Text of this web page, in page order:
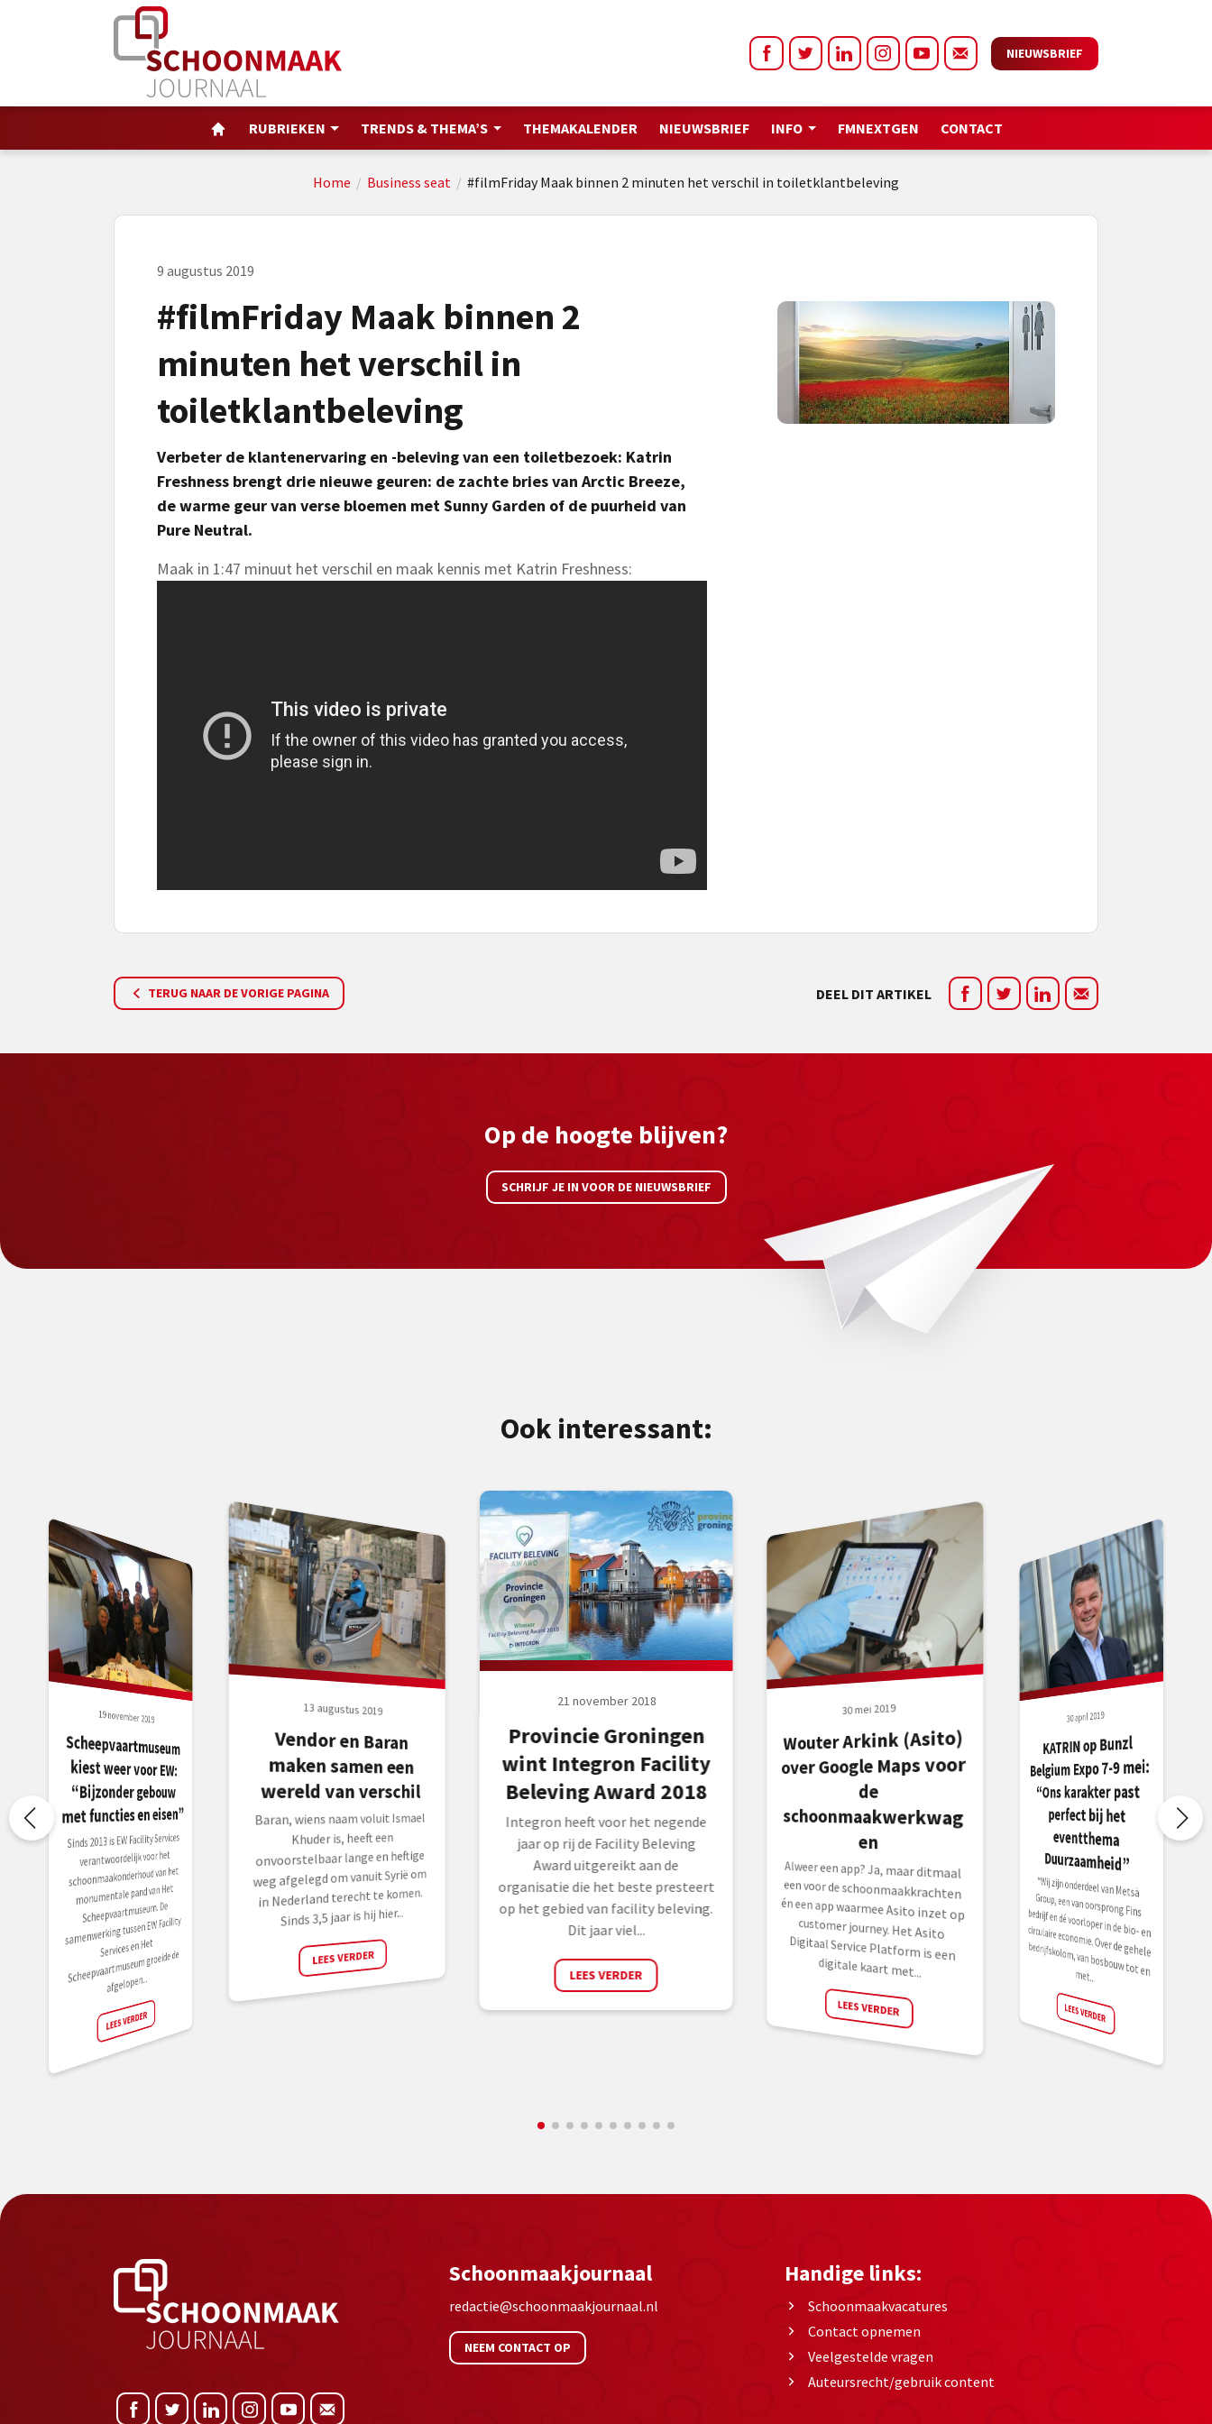
NIEUWSBRIEF
RUBRIEKEN TRENDS & THEMA’S THEMAKALENDER NIEUWSBRIEF INFO FMNEXTGEN CONTACT
Home / Business seat / #filmFriday Maak binnen 2 minuten het verschil in toiletklantbeleving
9 augustus 2019
#filmFriday Maak binnen 2
minuten het verschil in
toiletklantbeleving
Verbeter de klantenervaring en -beleving van een toiletbezoek: Katrin
Freshness brengt drie nieuwe geuren: de zachte bries van Arctic Breeze,
de warme geur van verse bloemen met Sunny Garden of de puurheid van
Pure Neutral.
Maak in 1:47 minuut het verschil en maak kennis met Katrin Freshness:
TERUG NAAR DE VORIGE PAGINA DEEL DIT ARTIKEL
Op de hoogte blijven?
SCHRIJF JE IN VOOR DE NIEUWSBRIEF
Ook interessant:
19 november 2019
Scheepvaartmuseum
kiest weer voor EW:
“Bijzonder gebouw
met functies en eisen”
Sinds 2013 is EW Facility Services
verantwoordelijk voor het
schoonmaakonderhoud van het
monumentale pand van Het
Scheepvaartmuseum. De
samenwerking tussen EW Facility
Services en Het
Scheepvaartmuseum groeide de
afgelopen...
LEES VERDER
13 augustus 2019
Vendor en Baran
maken samen een
wereld van verschil
Baran, wiens naam voluit Ismael
Khuder is, heeft een
onvoorstelbaar lange en heftige
weg afgelegd om vanuit Syrië om
in Nederland terecht te komen.
Sinds 3,5 jaar is hij hier...
LEES VERDER
21 november 2018
Provincie Groningen
wint Integron Facility
Beleving Award 2018
Integron heeft voor het negende
jaar op rij de Facility Beleving
Award uitgereikt aan de
organisatie die het beste presteert
op het gebied van facility beleving.
Dit jaar viel...
LEES VERDER
30 mei 2019
Wouter Arkink (Asito)
over Google Maps voor
de
schoonmaakwerkwag
en
Alweer een app? Ja, maar ditmaal
een voor de schoonmaakkrachten
én een app waarmee Asito inzet op
customer journey. Het Asito
Digitaal Service Platform is een
digitale kaart met...
LEES VERDER
30 april 2019
KATRIN op Bunzl
Belgium Expo 7-9 mei:
“Ons karakter past
perfect bij het
eventthema
Duurzaamheid”
“Wij zijn onderdeel van Metsä
Group, een van oorsprong Fins bedrijf en dé voorloper in de bio- en
circulaire economie. Over de gehele
bedrijfskolom, van bosbouw tot en
met...
LEES VERDER
Schoonmaakjournaal
redactie@schoonmaakjournaal.nl
NEEM CONTACT OP
Handige links:
Schoonmaakvacatures
Contact opnemen
Veelgestelde vragen
Auteursrecht/gebruik content